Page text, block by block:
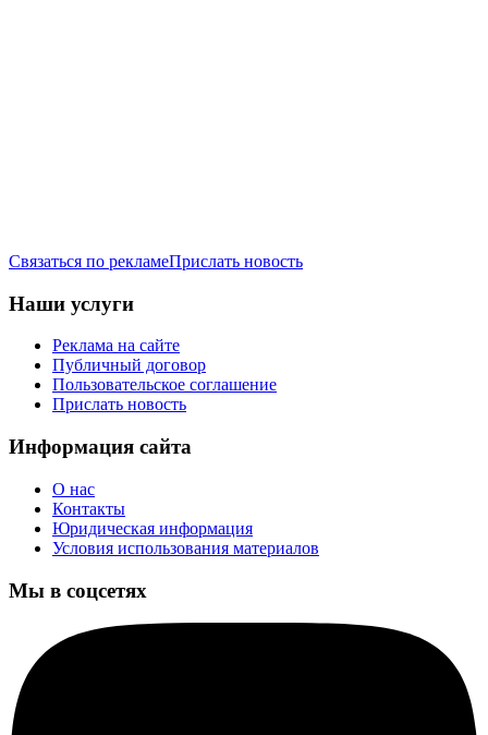
Связаться по рекламеПрислать новость
Наши услуги
Реклама на сайте
Публичный договор
Пользовательское соглашение
Прислать новость
Информация сайта
О нас
Контакты
Юридическая информация
Условия использования материалов
Мы в соцсетях